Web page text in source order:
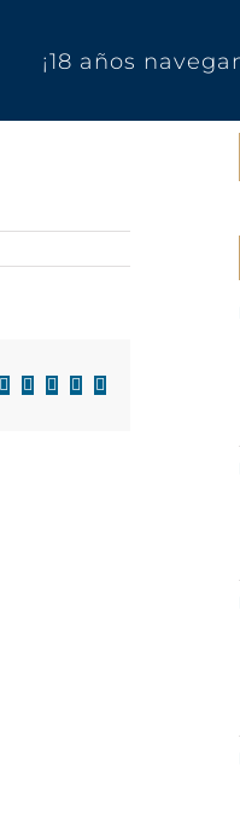
¡18 años
Facebook
X LinkedIn
WhatsApp
Correo